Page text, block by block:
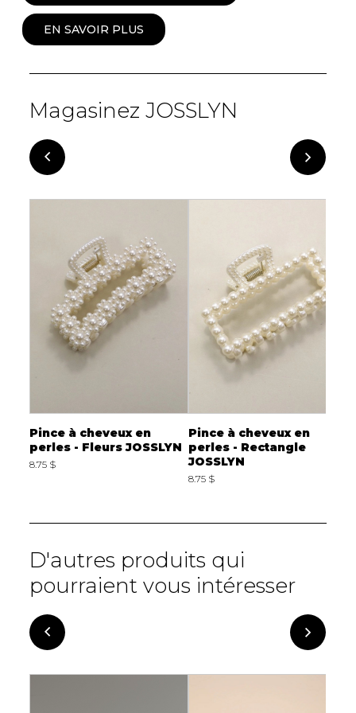
EN SAVOIR PLUS
Magasinez JOSSLYN
Pince à cheveux en
perles - Fleurs JOSSLYN
8.75 $
Pince à cheveux en
perles - Rectangle
JOSSLYN
8.75 $
D'autres produits qui
pourraient vous intéresser